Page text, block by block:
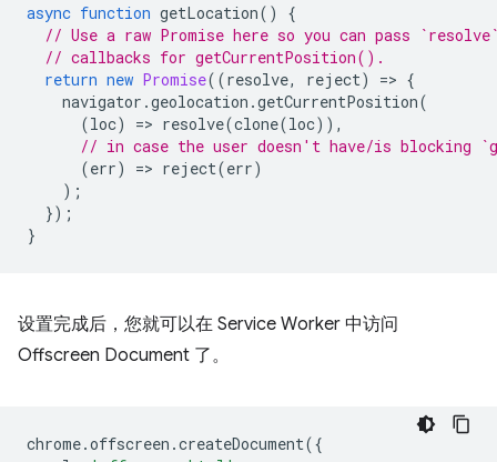
async function getLocation()
{
// Use a raw Promise here so you can pass
// callbacks for getCurrentPosition().
return new Promise((resolve, reject) => {
navigator .geolocation .getCurrentPosition(
(loc) => resolve(clone(loc)),
// in case the user doesn't have/is blocking
(err) => reject(err)
);
});
}
设置完成后，您就可以在 Service Worker 中访问
Offscreen Document 了。
chrome.offscreen .createDocument({